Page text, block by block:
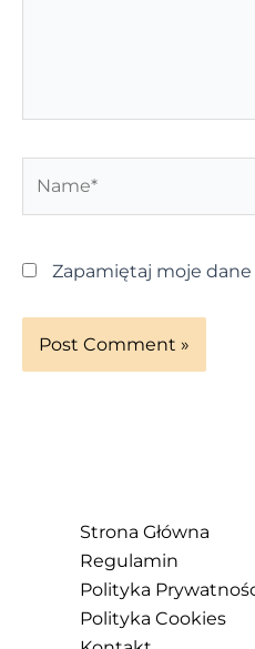
Zapamiętaj moje
Strona Główna
Regulamin
Polityka
Polityka Cookies